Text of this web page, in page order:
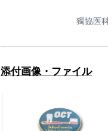
獨協医
添付画像・ファイル